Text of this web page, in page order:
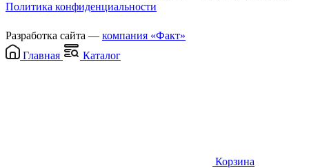
Политика конфиденциальности
Разработка сайта — компания «Факт»
Главная
Каталог
Корзина